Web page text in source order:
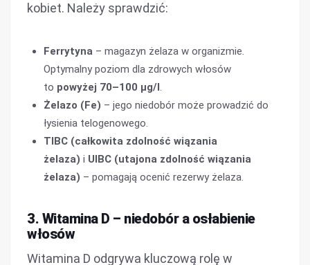
kobiet. Należy sprawdzić:
Ferrytyna – magazyn żelaza w organizmie.
Optymalny poziom dla zdrowych włosów
to powyżej 70–100 µg/l.
Żelazo (Fe) – jego niedobór może prowadzić do
łysienia telogenowego.
TIBC (całkowita zdolność wiązania
żelaza) i UIBC (utajona zdolność wiązania
żelaza) – pomagają ocenić rezerwy żelaza.
3. Witamina D – niedobór a osłabienie
włosów
Witamina D odgrywa kluczową rolę w